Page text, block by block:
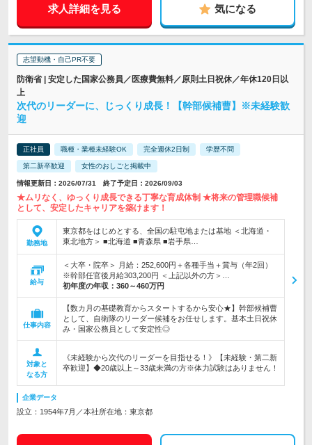
求人詳細を見る 気になる
志望動機・自己PR不要
防衛省 | 安定した国家公務員／医療費無料／原則土日祝休／年休120日以
上
次代のリーダーに、じっくり成長！【幹部候補曹】※未経験歓
迎
正社員 職種・業種未経験OK 完全週休2日制 学歴不問
第二新卒歓迎 女性のおしごと掲載中
情報更新日：2026/07/31 終了予定日：2026/09/03
★ムリなく、ゆっくり成長できる丁寧な育成体制 ★将来の管理職候補
として、安定したキャリアを築けます！
勤務地
東京都をはじめとする、全国の駐屯地または基地 ＜北海道・
東北地方＞ ■北海道 ■青森県 ■岩手県…
給与
＜大卒・院卒＞ 月給：252,600円＋各種手当＋賞与（年2回）
※幹部任官後月給303,200円 ＜上記以外の方＞…
初年度の年収： 360～460万円
仕事内容
【数カ月の基礎教育からスタートするから安心★】幹部候補曹
として、自衛隊のリーダー候補をお任せします。基本土日祝休
み・国家公務員として安定性◎
対象と
なる方
《未経験から次代のリーダーを目指せる！》【未経験・第二新
卒歓迎】◆20歳以上～33歳未満の方※体力試験はありません！
企業データ
設立：1954年7月／本社所在地：東京都